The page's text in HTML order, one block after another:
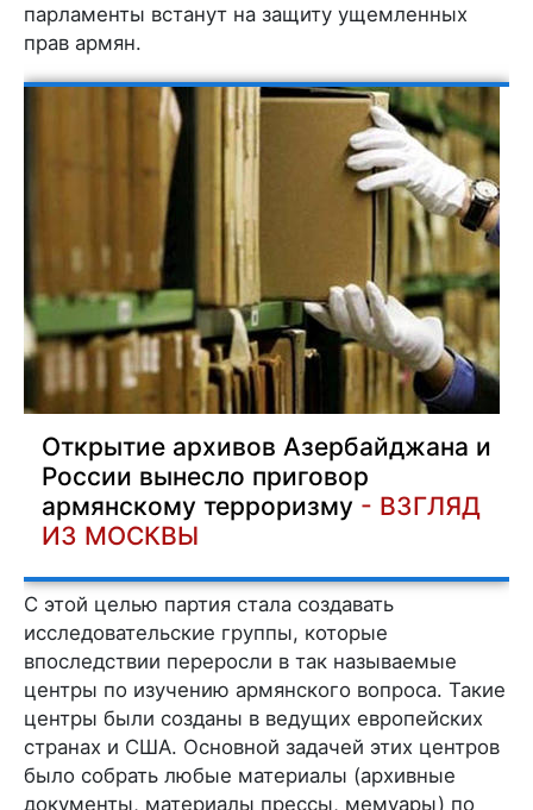
парламенты встанут на защиту ущемленных
прав армян.
Открытие архивов Азербайджана и
России вынесло приговор
армянскому терроризму - ВЗГЛЯД
ИЗ МОСКВЫ
С этой целью партия стала создавать
исследовательские группы, которые
впоследствии переросли в так называемые
центры по изучению армянского вопроса. Такие
центры были созданы в ведущих европейских
странах и США. Основной задачей этих центров
было собрать любые материалы (архивные
документы, материалы прессы, мемуары) по